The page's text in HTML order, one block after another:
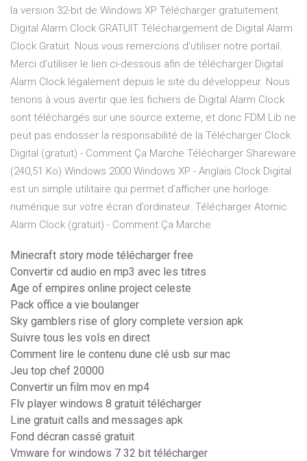
la version 32-bit de Windows XP Télécharger gratuitement
Digital Alarm Clock GRATUIT Téléchargement de Digital Alarm
Clock Gratuit. Nous vous remercions d'utiliser notre portail.
Merci d'utiliser le lien ci-dessous afin de télécharger Digital
Alarm Clock légalement depuis le site du développeur. Nous
tenons à vous avertir que les fichiers de Digital Alarm Clock
sont téléchargés sur une source externe, et donc FDM Lib ne
peut pas endosser la responsabilité de la Télécharger Clock
Digital (gratuit) - Comment Ça Marche Télécharger Shareware
(240,51 Ko) Windows 2000 Windows XP - Anglais Clock Digital
est un simple utilitaire qui permet d’afficher une horloge
numérique sur votre écran d’ordinateur. Télécharger Atomic
Alarm Clock (gratuit) - Comment Ça Marche
Minecraft story mode télécharger free
Convertir cd audio en mp3 avec les titres
Age of empires online project celeste
Pack office a vie boulanger
Sky gamblers rise of glory complete version apk
Suivre tous les vols en direct
Comment lire le contenu dune clé usb sur mac
Jeu top chef 20000
Convertir un film mov en mp4
Flv player windows 8 gratuit télécharger
Line gratuit calls and messages apk
Fond décran cassé gratuit
Vmware for windows 7 32 bit télécharger